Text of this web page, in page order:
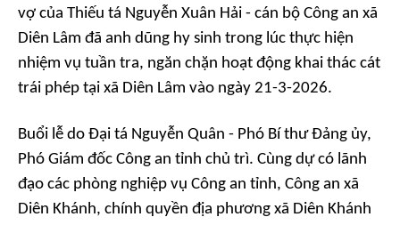
vợ của Thiếu tá Nguyễn Xuân Hải - cán bộ Công an xã
Diên Lâm đã anh dũng hy sinh trong lúc thực hiện
nhiệm vụ tuần tra, ngăn chặn hoạt động khai thác cát
trái phép tại xã Diên Lâm vào ngày 21-3-2026.
Buổi lễ do Đại tá Nguyễn Quân - Phó Bí thư Đảng ủy,
Phó Giám đốc Công an tỉnh chủ trì. Cùng dự có lãnh
đạo các phòng nghiệp vụ Công an tỉnh, Công an xã
Diên Khánh, chính quyền địa phương xã Diên Khánh